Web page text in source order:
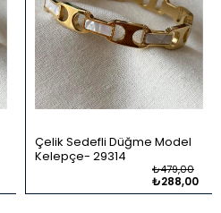
Çelik Sedefli Düğme Model
Kelepçe 29314
₺288,00
₺479,00